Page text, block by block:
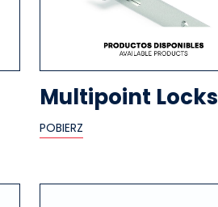
Multipoint Locks
POBIERZ